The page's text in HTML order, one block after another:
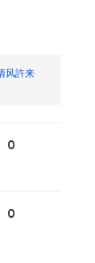
风許来
0
0